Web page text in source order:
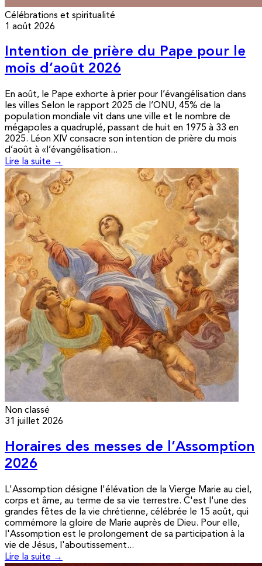
Célébrations et spiritualité
1 août 2026
Intention de prière du Pape pour le
mois d’août 2026
En août, le Pape exhorte à prier pour l’évangélisation dans
les villes Selon le rapport 2025 de l’ONU, 45% de la
population mondiale vit dans une ville et le nombre de
mégapoles a quadruplé, passant de huit en 1975 à 33 en
2025. Léon XIV consacre son intention de prière du mois
d’août à «l’évangélisation...
Lire la suite →
Non classé
31 juillet 2026
Horaires des messes de l’Assomption
2026
L'Assomption désigne l'élévation de la Vierge Marie au ciel,
corps et âme, au terme de sa vie terrestre. C'est l'une des
grandes fêtes de la vie chrétienne, célébrée le 15 août, qui
commémore la gloire de Marie auprès de Dieu. Pour elle,
l'Assomption est le prolongement de sa participation à la
vie de Jésus, l'aboutissement...
Lire la suite →